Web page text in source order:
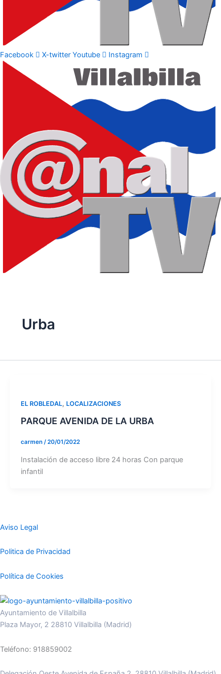
Facebook X-twitter Youtube Instagram
Urba
EL ROBLEDAL, LOCALIZACIONES
PARQUE AVENIDA DE LA URBA
carmen /20/01/2022
Instalación de acceso libre 24 horas Con parque
infantil
Aviso Legal
Politica de Privacidad
Política de Cookies
Ayuntamiento de Villalbilla
Plaza Mayor, 2 28810 Villalbilla (Madrid)
Teléfono: 918859002